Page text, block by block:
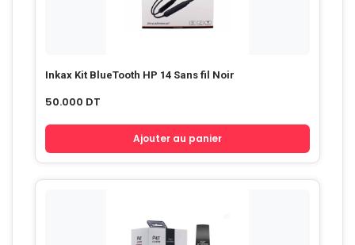
Inkax Kit BlueTooth HP 14 Sans fil Noir
50.000 DT
Ajouter au panier